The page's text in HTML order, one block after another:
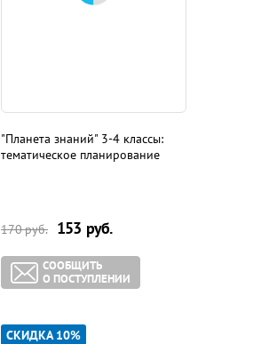
"Планета знаний" 3-4 классы:
тематическое планирование
170руб. 153 руб.
СООБЩИТЬ
О ПОСТУПЛЕНИИ
СКИДКА 10%